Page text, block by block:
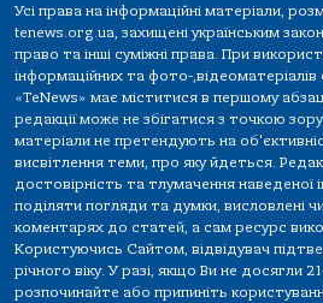
Усі права на інформаційні матеріали,
tenews.org.ua, захищені українським
право та інші суміжні права. При
інформаційних та фото-,відеоматеріалів
«TeNews» має міститися в першому
редакції може не збігатися з точкою зору
матеріали не претендують на
висвітлення теми, про яку йдеться.
достовірність та тлумачення наведеної
поділяти погляди та думки, висловлені
коментарях до статей, а сам ресурс
Користуючись Сайтом, відвідувач
річного віку. У разі, якщо Ви не досягли
розпочинайте або припиніть